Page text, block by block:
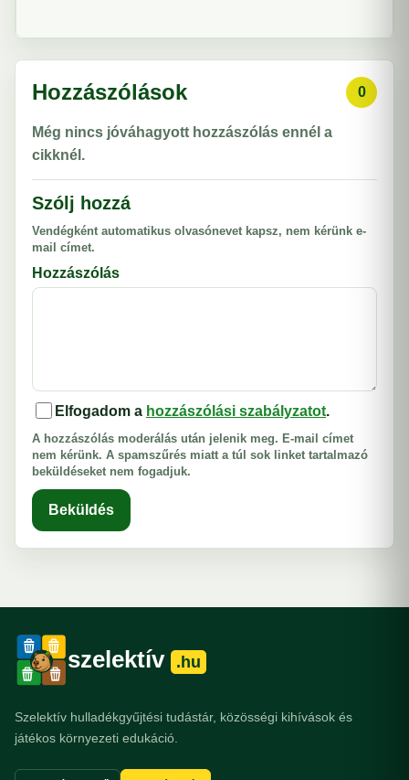
Hozzászólások 0
Még nincs jóváhagyott hozzászólás ennél a
cikknél.
Szólj hozzá
Vendégként automatikus olvasónevet kapsz, nem kérünk e-
mail címet.
Hozzászólás
Elfogadom a hozzászólási szabályzatot.
A hozzászólás moderálás után jelenik meg. E-mail címet
nem kérünk. A spamszűrés miatt a túl sok linket tartalmazó
beküldéseket nem fogadjuk.
Beküldés
szelektív .hu
Szelektív hulladékgyűjtési tudástár, közösségi kihívások és
játékos környezeti edukáció.